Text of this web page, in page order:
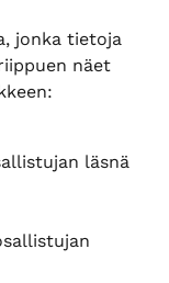
jonka tietoja
näet
läsnä